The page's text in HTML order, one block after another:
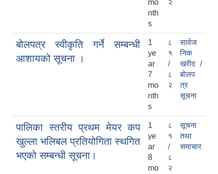
mo
nth
s
२
बोलपत्र स्वीकृति गर्ने सम्बन्धी
आशायको सूचना ।
1
ye
ar
7
mo
nth
s
८
१
/
८
२
सार्वज
निक
खरीद /
बोलप
त्र
सूचना
पालिका स्तरीय प्रथम मेयर कप
खुल्ला भलिबल प्रतियोगिता स्थगित
भएको सम्बन्धी सूचना।
1
ye
ar
8
mo
८
१
/
८
२
सूचना
तथा
समाचार